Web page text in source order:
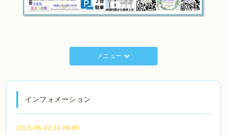
メニュー
インフォメーション
2015-05-22 14:36:00